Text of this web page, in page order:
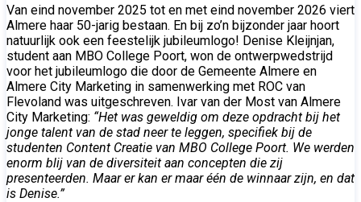
Van eind november 2025 tot en met eind november 2026 viert
Almere haar 50-jarig bestaan. En bij zo’n bijzonder jaar hoort
natuurlijk ook een feestelijk jubileumlogo! Denise Kleijnjan,
student aan MBO College Poort, won de ontwerpwedstrijd
voor het jubileumlogo die door de Gemeente Almere en
Almere City Marketing in samenwerking met ROC van
Flevoland was uitgeschreven. Ivar van der Most van Almere
City Marketing: “Het was geweldig om deze opdracht bij het
jonge talent van de stad neer te leggen, specifiek bij de
studenten Content Creatie van MBO College Poort. We werden
enorm blij van de diversiteit aan concepten die zij
presenteerden. Maar er kan er maar één de winnaar zijn, en dat
is Denise.”